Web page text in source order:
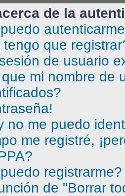
de la
que
de usuario
mi nombre de
no me puedo
me registré,
registrarme?
de "Borrar